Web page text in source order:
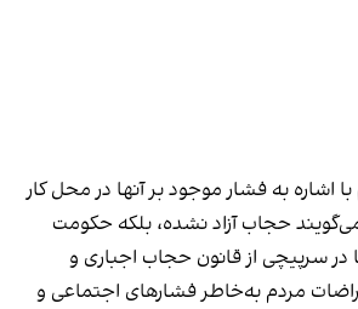
اشاره به فشار موجود بر آنها در محل کار
حجاب آزاد نشده، بلکه حکومت
سرپیچی از قانون حجاب اجباری و
مردم به‌خاطر فشارهای اجتماعی و